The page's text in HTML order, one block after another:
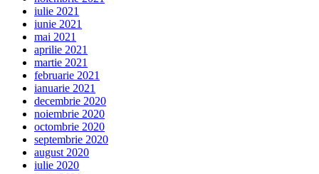
iulie 2021
iunie 2021
mai 2021
aprilie 2021
martie 2021
februarie 2021
ianuarie 2021
decembrie 2020
noiembrie 2020
octombrie 2020
septembrie 2020
august 2020
iulie 2020